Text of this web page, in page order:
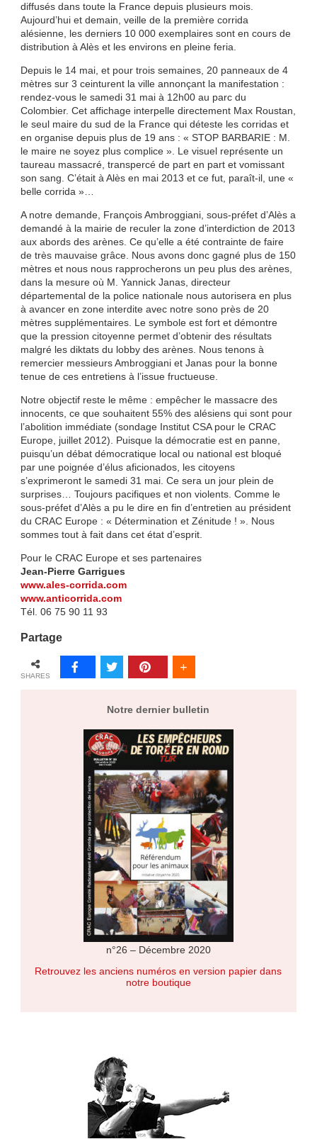
diffusés dans toute la France depuis plusieurs mois.
Aujourd’hui et demain, veille de la première corrida
alésienne, les derniers 10 000 exemplaires sont en cours de
distribution à Alès et les environs en pleine feria.
Depuis le 14 mai, et pour trois semaines, 20 panneaux de 4
mètres sur 3 ceinturent la ville annonçant la manifestation :
rendez-vous le samedi 31 mai à 12h00 au parc du
Colombier. Cet affichage interpelle directement Max Roustan,
le seul maire du sud de la France qui déteste les corridas et
en organise depuis plus de 19 ans : « STOP BARBARIE : M.
le maire ne soyez plus complice ». Le visuel représente un
taureau massacré, transpercé de part en part et vomissant
son sang. C’était à Alès en mai 2013 et ce fut, paraît-il, une «
belle corrida »…
A notre demande, François Ambroggiani, sous-préfet d’Alès a
demandé à la mairie de reculer la zone d’interdiction de 2013
aux abords des arènes. Ce qu’elle a été contrainte de faire
de très mauvaise grâce. Nous avons donc gagné plus de 150
mètres et nous nous rapprocherons un peu plus des arènes,
dans la mesure où M. Yannick Janas, directeur
départemental de la police nationale nous autorisera en plus
à avancer en zone interdite avec notre sono près de 20
mètres supplémentaires. Le symbole est fort et démontre
que la pression citoyenne permet d’obtenir des résultats
malgré les diktats du lobby des arènes. Nous tenons à
remercier messieurs Ambroggiani et Janas pour la bonne
tenue de ces entretiens à l’issue fructueuse.
Notre objectif reste le même : empêcher le massacre des
innocents, ce que souhaitent 55% des alésiens qui sont pour
l’abolition immédiate (sondage Institut CSA pour le CRAC
Europe, juillet 2012). Puisque la démocratie est en panne,
puisqu’un débat démocratique local ou national est bloqué
par une poignée d’élus aficionados, les citoyens
s’exprimeront le samedi 31 mai. Ce sera un jour plein de
surprises… Toujours pacifiques et non violents. Comme le
sous-préfet d’Alès a pu le dire en fin d’entretien au président
du CRAC Europe : « Détermination et Zénitude ! ». Nous
sommes tout à fait dans cet état d’esprit.
Pour le CRAC Europe et ses partenaires
Jean-Pierre Garrigues
www.ales-corrida.com
www.anticorrida.com
Tél. 06 75 90 11 93
Partage
SHARES
Notre dernier bulletin
n°26 – Décembre 2020
Retrouvez les anciens numéros en version papier dans
notre boutique